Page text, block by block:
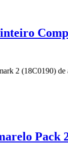
2 (18C0190)
Pack